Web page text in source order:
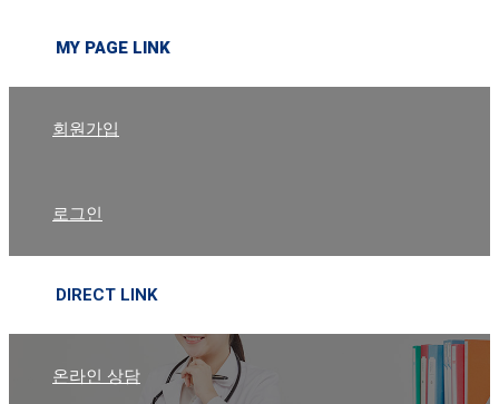
MY PAGE LINK
회원가입
로그인
DIRECT LINK
온라인 상담